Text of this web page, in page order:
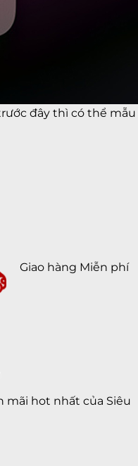
đây thì có thể mẫu
Giao hàng Miễn phí
hot nhất của Siêu